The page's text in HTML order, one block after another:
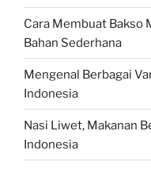
Cara Membuat Bakso
Bahan Sederhana
Mengenal Berbagai
Indonesia
Nasi Liwet, Makanan
Indonesia